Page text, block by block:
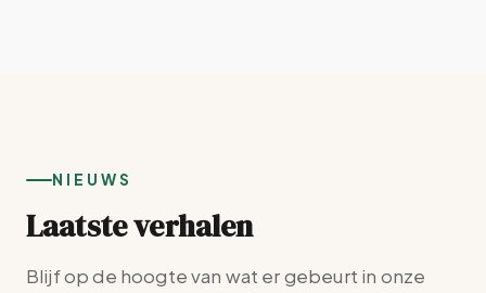
NIEUWS
Laatste verhalen
Blijf op de hoogte van wat er gebeurt in onze